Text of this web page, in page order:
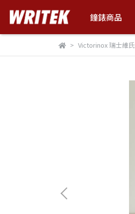
鐘錶商品
Victorinox 瑞士維氏